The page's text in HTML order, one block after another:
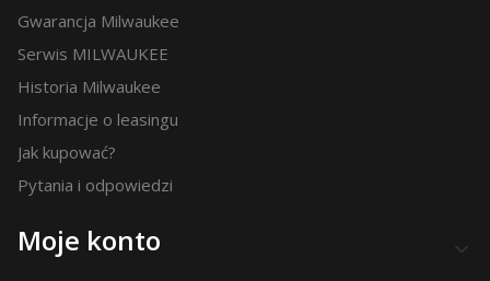
Gwarancja Milwaukee
Serwis MILWAUKEE
Historia Milwaukee
Informacje o leasingu
Jak kupować?
Pytania i odpowiedzi
Moje konto